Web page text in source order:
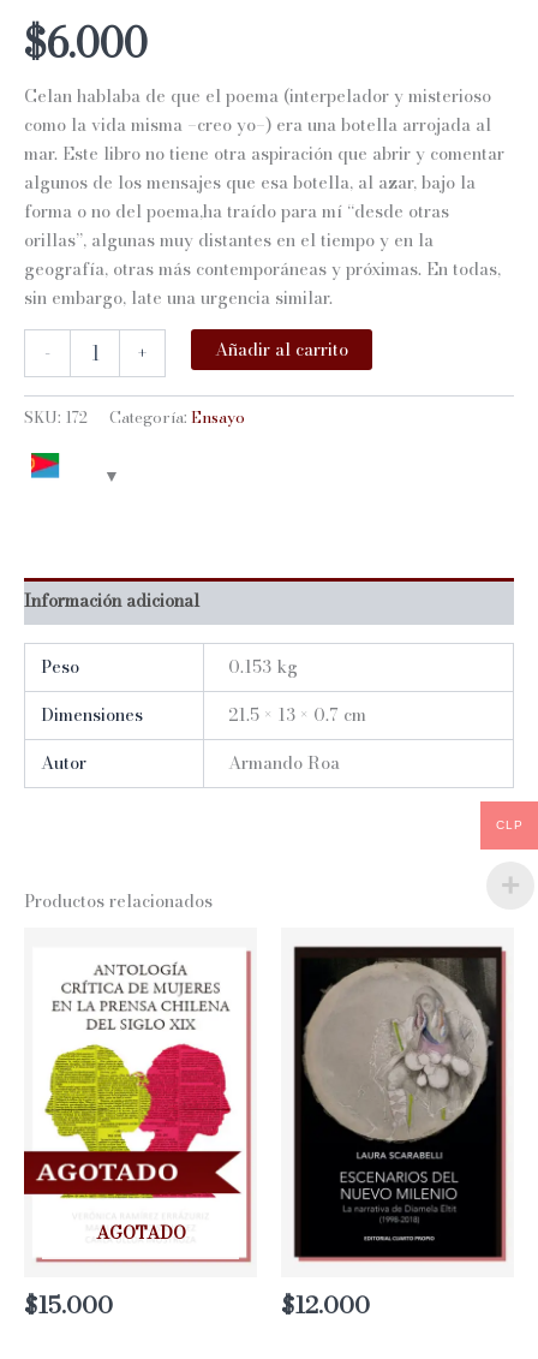
$6.000
Celan hablaba de que el poema (interpelador y misterioso
como la vida misma –creo yo–) era una botella arrojada al
mar. Este libro no tiene otra aspiración que abrir y comentar
algunos de los mensajes que esa botella, al azar, bajo la
forma o no del poema,ha traído para mí “desde otras
orillas”, algunas muy distantes en el tiempo y en la
geografía, otras más contemporáneas y próximas. En todas,
sin embargo, late una urgencia similar.
-
ORILLAS
cantidad
+ Añadir al carrito
SKU: 172 Categoría: Ensayo
Información adicional
Peso
0.153 kg
Dimensiones
21.5 × 13 × 0.7 cm
Autor
Armando Roa
Productos relacionados
AGOTADO
$15.000 $12.000
CLP